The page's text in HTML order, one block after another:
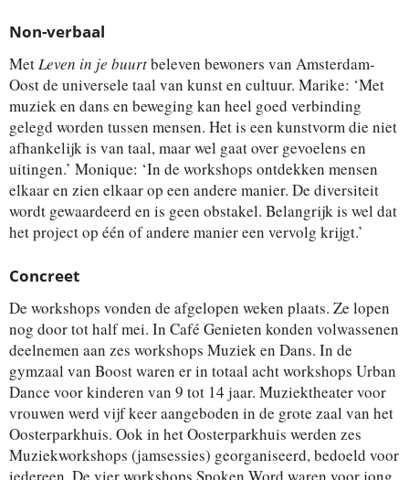
Non-verbaal
MetLeven in je buurtbeleven bewoners van Amsterdam-
Oost de universele taal van kunst en cultuur. Marike: ‘Met
muziek en dans en beweging kan heel goed verbinding
gelegd worden tussen mensen. Het is een kunstvorm die niet
afhankelijk is van taal, maar wel gaat over gevoelens en
uitingen.’ Monique: ‘In de workshops ontdekken mensen
elkaar en zien elkaar op een andere manier. De diversiteit
wordt gewaardeerd en is geen obstakel. Belangrijk is wel dat
het project op één of andere manier een vervolg krijgt.’
Concreet
De workshops vonden de afgelopen weken plaats. Ze lopen
nog door tot half mei. In Café Genieten konden volwassenen
deelnemen aan zes workshops Muziek en Dans. In de
gymzaal van Boost waren er in totaal acht workshops Urban
Dance voor kinderen van 9 tot 14 jaar. Muziektheater voor
vrouwen werd vijf keer aangeboden in de grote zaal van het
Oosterparkhuis. Ook in het Oosterparkhuis werden zes
Muziekworkshops (jamsessies) georganiseerd, bedoeld voor